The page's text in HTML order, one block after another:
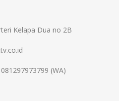
Kelapa Dua no 2B
(WA)